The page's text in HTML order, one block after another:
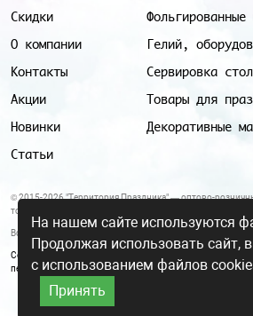
Скидки
О компании
Контакты
Акции
Новинки
Статьи
Фольгированные
Гелий,
Сервировка
Товары для
Декоративные
© 2015-2026 "Территория Праздника" — оптово-
товаров для праздника.
Все цены и условия, указанные на данном сайте, не
Согласие на обработку персональных данных
персональных данных
На нашем сайте используются
Продолжая использовать сайт,
с использованием файлов
Принять